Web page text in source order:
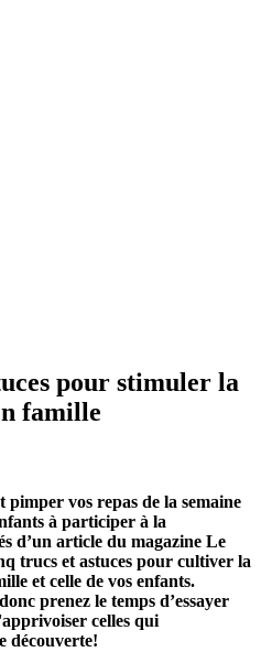
pour stimuler la
famille
pimper vos repas de la semaine
à participer à la
d’un article du magazine Le
trucs et astuces pour cultiver la
et celle de vos enfants.
prenez le temps d’essayer
celles qui
découverte!